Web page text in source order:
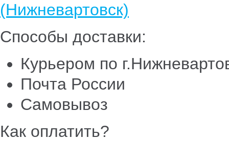
Способы доставки:
Курьером по
Почта России
Самовывоз
Как оплатить?